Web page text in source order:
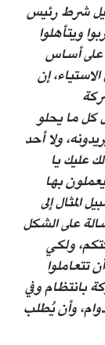
شرط رئيس
ويتأهلوا
على أساس
إن
كل ما يحلو
ولا أحد
عليك يا
بها
المثال إلى
على الشكل
ولكي
بانتظام وفي
وأن يُطلب